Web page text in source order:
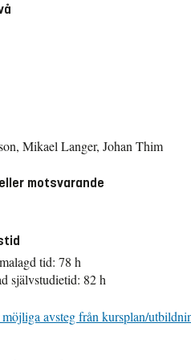
Mikael Langer, Johan Thim
motsvarande
tid: 78 h
självstudietid: 82 h
avsteg från kursplan/